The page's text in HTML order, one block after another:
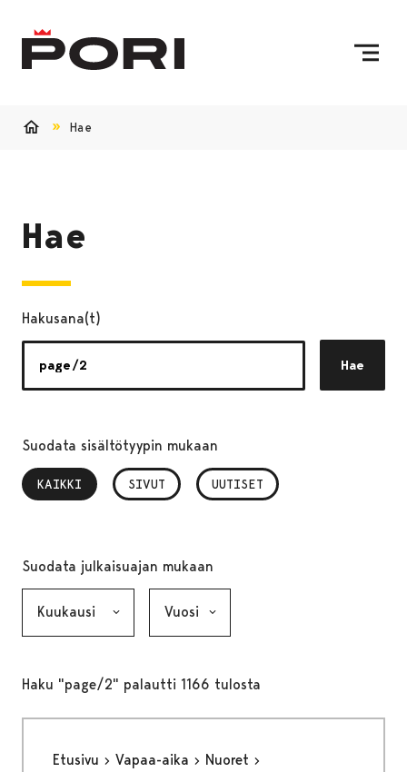
Hae
Hae
Hakusana(t)
Hae
Suodata sisältötyypin mukaan
KAIKKI
, VALITTU SIVUT UUTISET
Suodata julkaisuajan mukaan
Haku "page/2" palautti 1166 tulosta
Etusivu Vapaa-aika
Nuoret